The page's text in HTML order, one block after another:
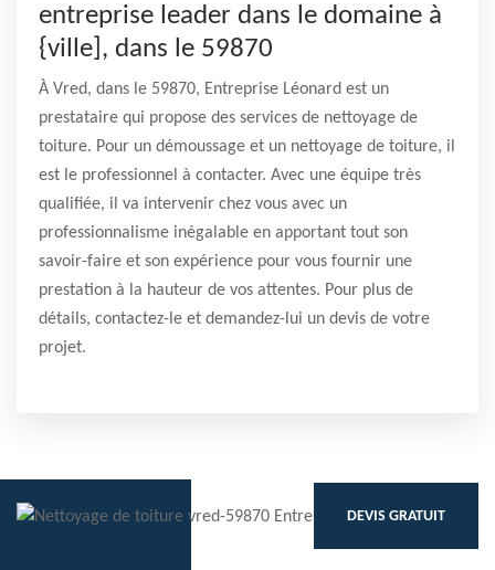
DEVIS GRATUIT
entreprise leader dans le domaine à
{ville], dans le 59870
À Vred, dans le 59870, Entreprise Léonard est un
prestataire qui propose des services de nettoyage de
toiture. Pour un démoussage et un nettoyage de toiture, il
est le professionnel à contacter. Avec une équipe très
qualifiée, il va intervenir chez vous avec un
professionnalisme inégalable en apportant tout son
savoir-faire et son expérience pour vous fournir une
prestation à la hauteur de vos attentes. Pour plus de
détails, contactez-le et demandez-lui un devis de votre
projet.